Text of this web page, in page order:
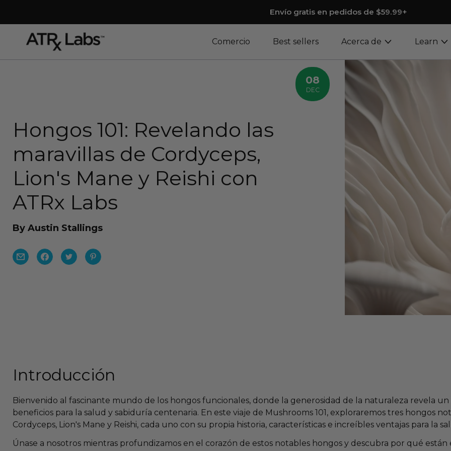
Envío gratis en pedidos de $59.99+
Comercio Best sellers Acerca de
Learn
Hongos 101: Revelando las
maravillas de Cordyceps,
Lion's Mane y Reishi con
ATRx Labs
By Austin Stallings
08
DEC
Introducción
Bienvenido al fascinante mundo de los hongos funcionales, donde la generosidad de la naturaleza revela un
beneficios para la salud y sabiduría centenaria. En este viaje de Mushrooms 101, exploraremos tres hongos
Cordyceps, Lion's Mane y Reishi, cada uno con su propia historia, características e increíbles ventajas para la
Únase a nosotros mientras profundizamos en el corazón de estos notables hongos y descubra por qué